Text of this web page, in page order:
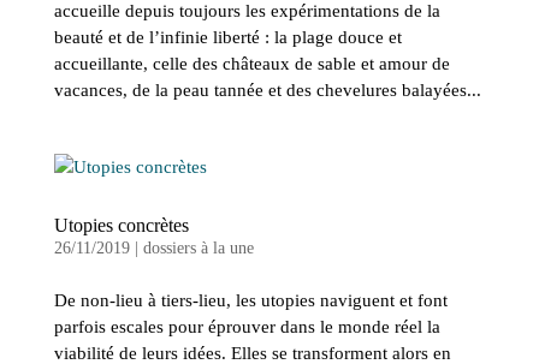
accueille depuis toujours les expérimentations de la
beauté et de l’infinie liberté : la plage douce et
accueillante, celle des châteaux de sable et amour de
vacances, de la peau tannée et des chevelures balayées...
Utopies concrètes
26/11/2019| dossiers à la une
De non-lieu à tiers-lieu, les utopies naviguent et font
parfois escales pour éprouver dans le monde réel la
viabilité de leurs idées. Elles se transforment alors en